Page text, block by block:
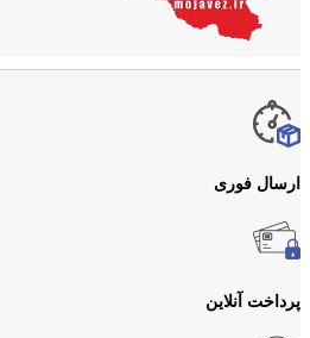
ارسال فوری
پرداخت آنلاین